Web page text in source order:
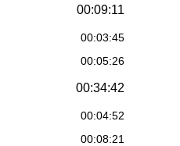
00:09:11
00:03:45
00:05:26
00:34:42
00:04:52
00:08:21